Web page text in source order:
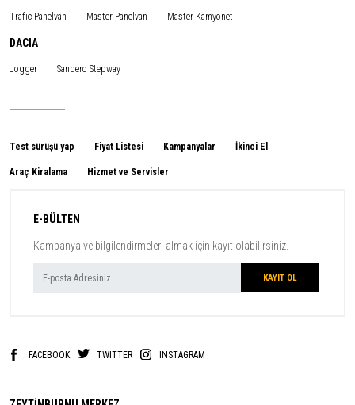
Trafic Panelvan Master Panelvan Master Kamyonet
DACIA
Jogger Sandero Stepway
Test sürüşü yap Fiyat Listesi Kampanyalar İkinci El
Araç Kiralama Hizmet ve Servisler
E-BÜLTEN
Kampanya ve bilgilendirmeleri almak için kayıt olabilirsiniz.
FACEBOOK TWITTER INSTAGRAM